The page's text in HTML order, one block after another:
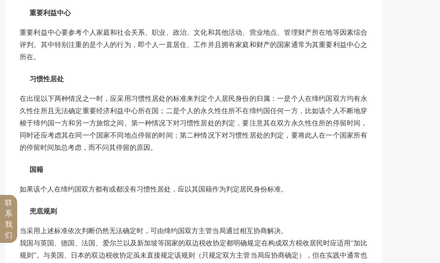
重要利益中心
重要利益中心要参考个人家庭和社会关系、职业、政治、文化和其他活动、营业地点、管理财产所在地等因素综合
评判。其中特别注重的是个人的行为，即个人一直居住、工作并且拥有家庭和财产的国家通常为其重要利益中心之
所在。
习惯性居处
在出现以下两种情况之一时，应采用习惯性居处的标准来判定个人居民身份的归属：一是个人在缔约国双方均有永
久性住所且无法确定重要经济利益中心所在国；二是个人的永久性住所不在缔约国任何一方，比如该个人不断地穿
梭于缔约国一方和另一方旅馆之间。第一种情况下对习惯性居处的判定，要注意其在双方永久性住所的停留时间，
同时还应考虑其在同一个国家不同地点停留的时间；第二种情况下对习惯性居处的判定，要将此人在一个国家所有
的停留时间加总考虑，而不问其停留的原因。
国籍
如果该个人在缔约国双方都有或都没有习惯性居处，应以其国籍作为判定居民身份标准。
兜底规则
当采用上述标准依次判断仍然无法确定时，可由缔约国双方主管当局通过相互协商解决。
我国与英国、德国、法国、爱尔兰以及新加坡等国家的双边税收协定都明确规定在构成双方税收居民时应适用“加比
规则”。与美国、日本的双边税收协定虽未直接规定该规则（只规定双方主管当局应协商确定），但在实践中通常也
联
系
我
们